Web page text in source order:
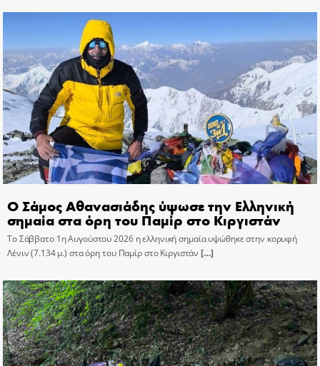
Ο Σάμος Αθανασιάδης ύψωσε την Ελληνική
σημαία στα όρη του Παμίρ στο Κιργιστάν
Το Σάββατο 1η Αυγούστου 2026 η ελληνική σημαία υψώθηκε στην κορυφή
Λένιν (7.134 μ.) στα όρη του Παμίρ στο Κιργιστάν […]